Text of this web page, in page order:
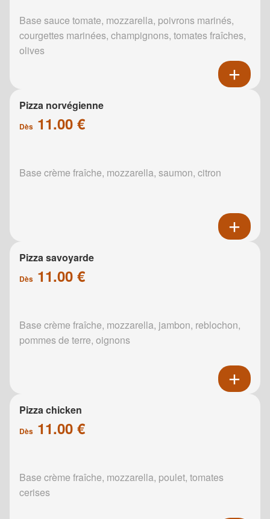
Base sauce tomate, mozzarella, poivrons marinés,
courgettes marinées, champignons, tomates fraîches,
olives
Pizza norvégienne
Dès 11.00 €
Base crème fraîche, mozzarella, saumon, citron
Pizza savoyarde
Dès 11.00 €
Base crème fraîche, mozzarella, jambon, reblochon,
pommes de terre, oignons
Pizza chicken
Dès 11.00 €
Base crème fraîche, mozzarella, poulet, tomates
cerises